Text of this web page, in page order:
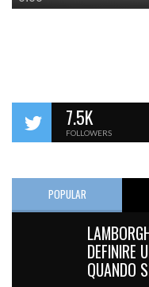
7.5K
FOLLOWERS
POPULAR
DEFINIRE
QUANDO